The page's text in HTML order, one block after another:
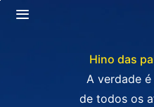
Hino das
A verdade
de todos os